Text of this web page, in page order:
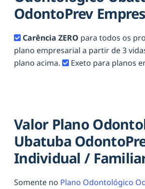
OdontoPrev
Carência ZERO para todos os
plano empresarial a partir de 3
plano acima.
Exeto para planos
Valor Plano
Ubatuba
Individual /
Somente no Plano Odontológico